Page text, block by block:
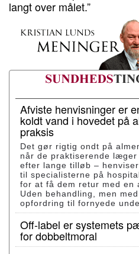
langt over målet.”
Afviste henvisninger er
koldt vand i hovedet på
praksis
Det gør rigtig ondt på
når de praktiserende læger
efter lange tilløb –
til specialisterne på
for at få dem retur med en
Uden behandling, men
opfordring til fornyede
Off-label er systemets
for dobbeltmoral